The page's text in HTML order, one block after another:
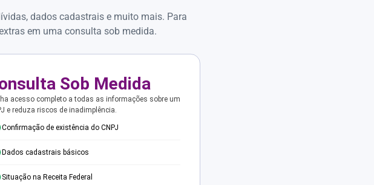
dados cadastrais e muito mais. Para
em uma consulta sob medida.
Sob Medida
acesso completo a todas as informações sobre um
e reduza riscos de inadimplência.
Confirmação de existência do CNPJ
Dados cadastrais básicos
Situação na Receita Federal